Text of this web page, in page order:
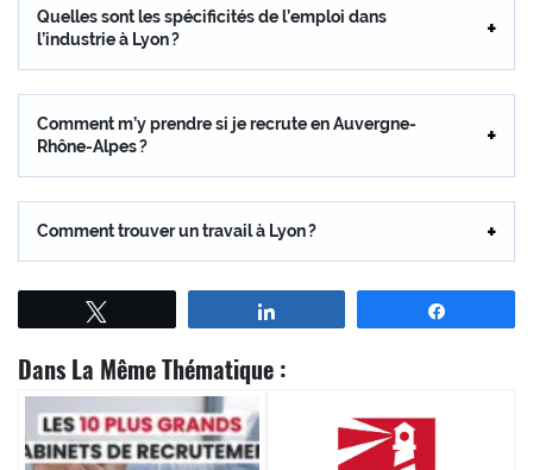
Quelles sont les spécificités de l’emploi dans
l’industrie à Lyon ?
Comment m’y prendre si je recrute en Auvergne-
Rhône-Alpes ?
Comment trouver un travail à Lyon ?
Dans La Même Thématique :